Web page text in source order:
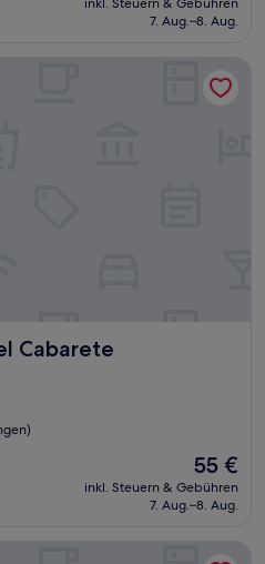
beträgt
7. Aug.–8. Aug.
Cabarete
Der
Preis
beträgt
55 €
inkl. Steuern & Gebühren
7. Aug.–8. Aug.
- Room Only